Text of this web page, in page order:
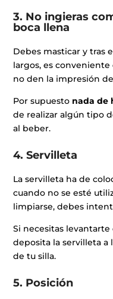
3. No ingieras
boca llena
Debes masticar y tras
largos, es
no den la impresión
Por supuesto nada de
de realizar algún tipo
al beber.
4. Servilleta
La servilleta ha de
cuando no se esté
limpiarse, debes
Si necesitas
deposita la servilleta
de tu silla.
5. Posición